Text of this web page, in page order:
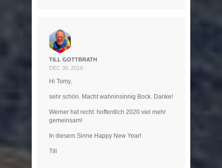
TILL GOTTBRATH
DEC 30, 2019 -
Hi Tomy,
sehr schön. Macht wahninsinnig Bock. Danke!
Werner hat recht: hoffentlich 2020 viel mehr
gemeinsam!
In diesem Sinne Happy New Year!
Till